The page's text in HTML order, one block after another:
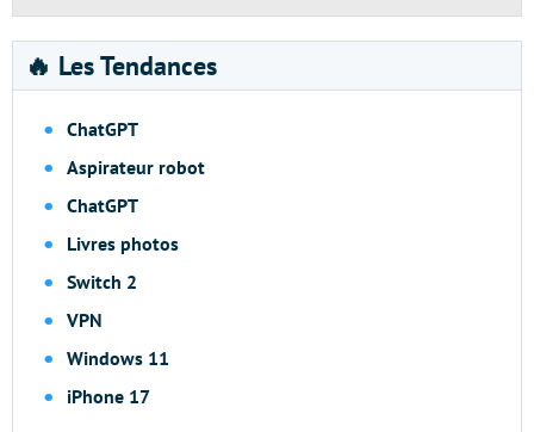
🔥 Les Tendances
ChatGPT
Aspirateur robot
ChatGPT
Livres photos
Switch 2
VPN
Windows 11
iPhone 17